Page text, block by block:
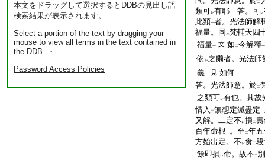
本文をドラッグして選択するとDDBの見出し語
検索結果が表示されます。
Select a portion of the text by dragging your
mouse to view all terms in the text contained in
the DDB. ・
Password Access Policies
二
類可レ有耶 答。可レ
此類一者。光法師解
福量。同 三梵輔天四
福量一 文 如 二今解釋一
依 レ之爾者。光法師
義一 見 如何
答。光法師意。於二
之類可レ有也。其故
情入 二無想定滅盡定一
又解。二定不 レ損 二
百年命根一。至 二年
方始出定。不 レ食二
餘即損 レ命。故不 二